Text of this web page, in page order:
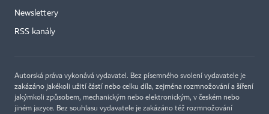
Newslettery
RSS kanály
Autorská práva vykonává vydavatel. Bez písemného svolení vydavatele je
zakázáno jakékoli užití částí nebo celku díla, zejména rozmnožování a šíření
jakýmkoli způsobem, mechanickým nebo elektronickým, v českém nebo
jiném jazyce. Bez souhlasu vydavatele je zakázáno též rozmnožování